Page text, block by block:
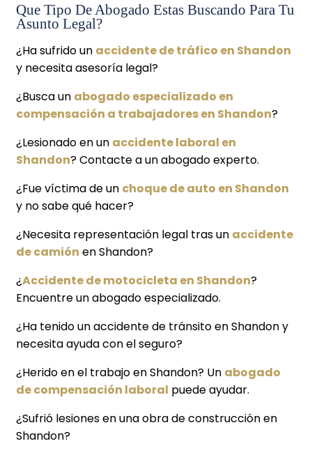
Que Tipo De Abogado Estas Buscando Para Tu
Asunto Legal?
¿Ha sufrido un accidente de tráfico en Shandon
y necesita asesoría legal?
¿Busca un abogado especializado en
compensación a trabajadores en Shandon?
¿Lesionado en un accidente laboral en
Shandon? Contacte a un abogado experto.
¿Fue víctima de un choque de auto en Shandon
y no sabe qué hacer?
¿Necesita representación legal tras un accidente
de camión en Shandon?
¿Accidente de motocicleta en Shandon?
Encuentre un abogado especializado.
¿Ha tenido un accidente de tránsito en Shandon y
necesita ayuda con el seguro?
¿Herido en el trabajo en Shandon? Un abogado
de compensación laboral puede ayudar.
¿Sufrió lesiones en una obra de construcción en
Shandon?